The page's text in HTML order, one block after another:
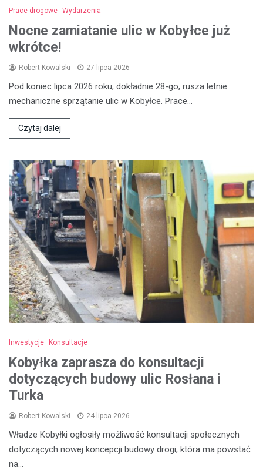
Prace drogowe Wydarzenia
Nocne zamiatanie ulic w Kobyłce już
wkrótce!
Robert Kowalski 27 lipca 2026
Pod koniec lipca 2026 roku, dokładnie 28-go, rusza letnie
mechaniczne sprzątanie ulic w Kobyłce. Prace…
Czytaj dalej
Inwestycje Konsultacje
Kobyłka zaprasza do konsultacji
dotyczących budowy ulic Rosłana i
Turka
Robert Kowalski 24 lipca 2026
Władze Kobyłki ogłosiły możliwość konsultacji społecznych
dotyczących nowej koncepcji budowy drogi, która ma powstać
na…